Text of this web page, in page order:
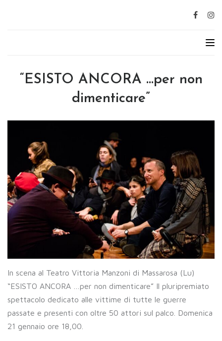
“ESISTO ANCORA …per non
dimenticare”
In scena al Teatro Vittoria Manzoni di Massarosa (Lu)
“ESISTO ANCORA …per non dimenticare” Il pluripremiato
spettacolo dedicato alle vittime di tutte le guerre
passate e presenti con oltre 50 attori sul palco. Domenica
21 gennaio ore 18,00.